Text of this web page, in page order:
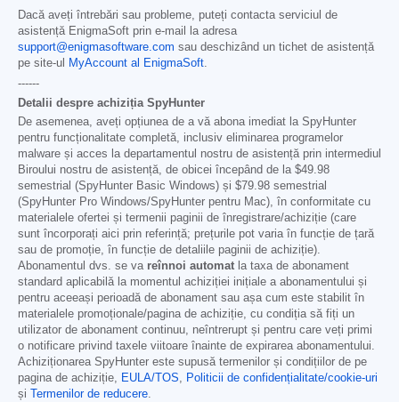
Dacă aveți întrebări sau probleme, puteți contacta serviciul de
asistență EnigmaSoft prin e-mail la adresa
support@enigmasoftware.com sau deschizând un tichet de asistență
pe site-ul
MyAccount al EnigmaSoft.
------
Detalii despre achiziția SpyHunter
De asemenea, aveți opțiunea de a vă abona imediat la SpyHunter
pentru funcționalitate completă, inclusiv eliminarea programelor
malware și acces la departamentul nostru de asistență prin intermediul
Biroului nostru de asistență, de obicei începând de la $49.98
semestrial (SpyHunter Basic Windows) și $79.98 semestrial
(SpyHunter Pro Windows/SpyHunter pentru Mac), în conformitate cu
materialele ofertei și termenii paginii de înregistrare/achiziție (care
sunt încorporați aici prin referință; prețurile pot varia în funcție de țară
sau de promoție, în funcție de detaliile paginii de achiziție).
Abonamentul dvs. se va reînnoi automat la taxa de abonament
standard aplicabilă la momentul achiziției inițiale a abonamentului și
pentru aceeași perioadă de abonament sau așa cum este stabilit în
materialele promoționale/pagina de achiziție, cu condiția să fiți un
utilizator de abonament continuu, neîntrerupt și pentru care veți primi
o notificare privind taxele viitoare înainte de expirarea abonamentului.
Achiziționarea SpyHunter este supusă termenilor și condițiilor de pe
pagina de achiziție, EULA/TOS, Politicii de confidențialitate/cookie-uri
și
Termenilor de reducere.